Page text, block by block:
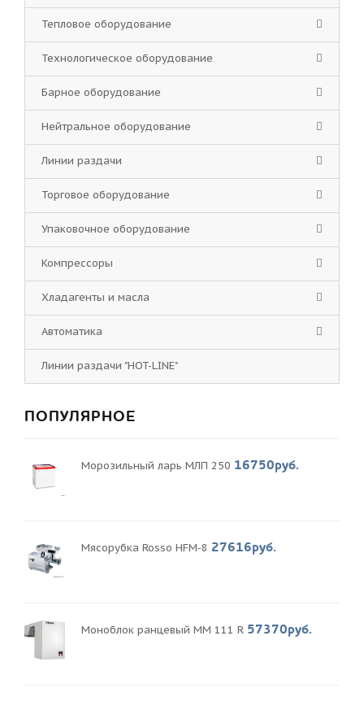
Тепловое оборудование
Технологическое оборудование
Барное оборудование
Нейтральное оборудование
Линии раздачи
Торговое оборудование
Упаковочное оборудование
Компрессоры
Хладагенты и масла
Автоматика
Линии раздачи "HOT-LINE"
ПОПУЛЯРНОЕ
Морозильный ларь МЛП 250 16750руб.
Мясорубка Rosso HFM-8 27616руб.
Моноблок ранцевый MM 111 R 57370руб.